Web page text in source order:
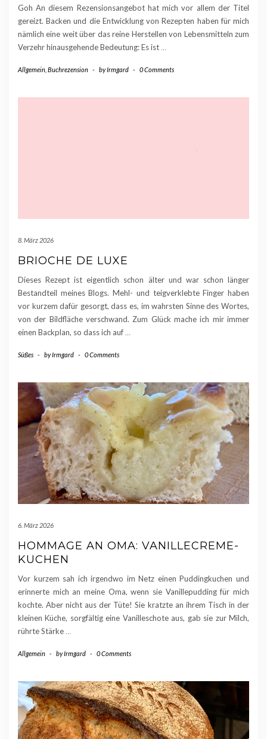
Goh An diesem Rezensionsangebot hat mich vor allem der Titel
gereizt. Backen und die Entwicklung von Rezepten haben für mich
nämlich eine weit über das reine Herstellen von Lebensmitteln zum
Verzehr hinausgehende Bedeutung: Es ist …
Allgemein Buchrezension - byIrmgard - 0 Comments
8. März 2026
BRIOCHE DE LUXE
Dieses Rezept ist eigentlich schon älter und war schon länger
Bestandteil meines Blogs. Mehl- und teigverklebte Finger haben
vor kurzem dafür gesorgt, dass es, im wahrsten Sinne des Wortes,
von der Bildfläche verschwand. Zum Glück mache ich mir immer
einen Backplan, so dass ich auf …
Süßes - byIrmgard - 0 Comments
6. März 2026
HOMMAGE AN OMA: VANILLECREME-
KUCHEN
Vor kurzem sah ich irgendwo im Netz einen Puddingkuchen und
erinnerte mich an meine Oma, wenn sie Vanillepudding für mich
kochte. Aber nicht aus der Tüte! Sie kratzte an ihrem Tisch in der
kleinen Küche, sorgfältig eine Vanilleschote aus, gab sie zur Milch,
rührte Stärke …
Allgemein - byIrmgard - 0 Comments